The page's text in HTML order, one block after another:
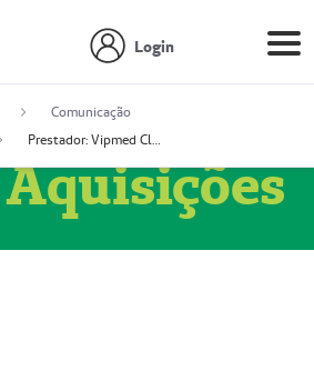
Login
Comunicação
Prestador: Vipmed Clínica Geral Ltda, 51004349-0 (Nome Fantasia: Policlínica Master)